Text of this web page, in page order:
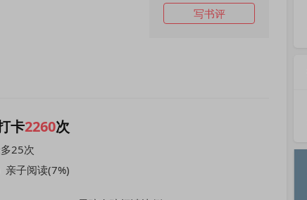
写书评
卡2260次
25次
亲子阅读(7%)